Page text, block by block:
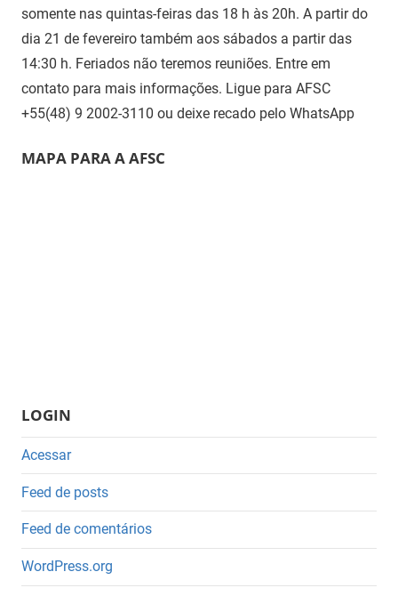
somente nas quintas-feiras das 18 h às 20h. A partir do
dia 21 de fevereiro também aos sábados a partir das
14:30 h. Feriados não teremos reuniões. Entre em
contato para mais informações. Ligue para AFSC
+55(48) 9 2002-3110 ou deixe recado pelo WhatsApp
MAPA PARA A AFSC
LOGIN
Acessar
Feed de posts
Feed de comentários
WordPress.org